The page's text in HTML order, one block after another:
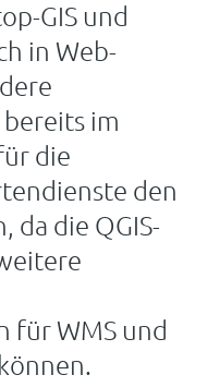
GIS und
in Web-
im
die
den
da die QGIS-
für WMS und